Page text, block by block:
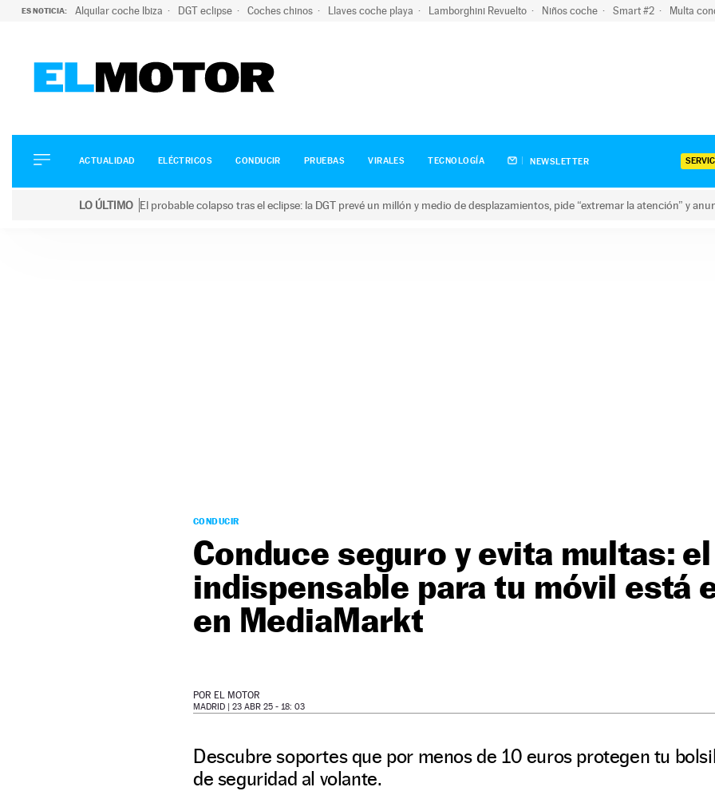
ES NOTICIA: Alquilar coche Ibiza DGT eclipse Coches chinos Llaves coche playa Lamborghini Revuelto Niños coche Smart #2 Multa
ELÉCTRICOS
CONDUCIR
ACTUALIDAD ELÉCTRICOS CONDUCIR PRUEBAS VIRALES TECNOLOGÍA NEWSLETTER
LO ÚLTIMO El probable colapso tras el eclipse: la DGT prevé un millón y medio de desplazamientos, pide “extremar la atención” y
CONDUCIR
Conduce seguro y evita multas:
indispensable para tu móvil está
en MediaMarkt
POR EL MOTOR
MADRID | 23 ABR 25 - 18: 03
Descubre soportes que por menos de 10 euros protegen tu
de seguridad al volante.